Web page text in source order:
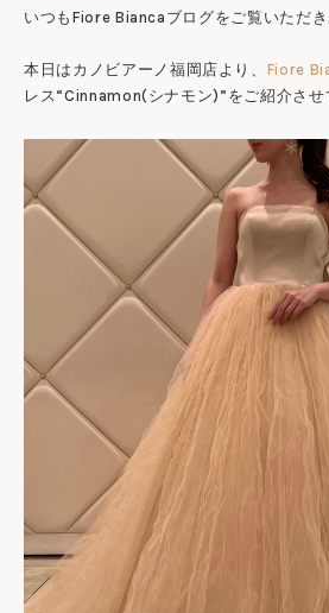
いつもFiore Biancaブログをご覧いただき
本日はカノビアーノ福岡店より、 Fiore
レス“Cinnamon(シナモン)”をご紹介させ